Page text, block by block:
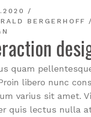
BERGERHOFF
quam
libero nunc
varius sit amet.
quis lectus nulla